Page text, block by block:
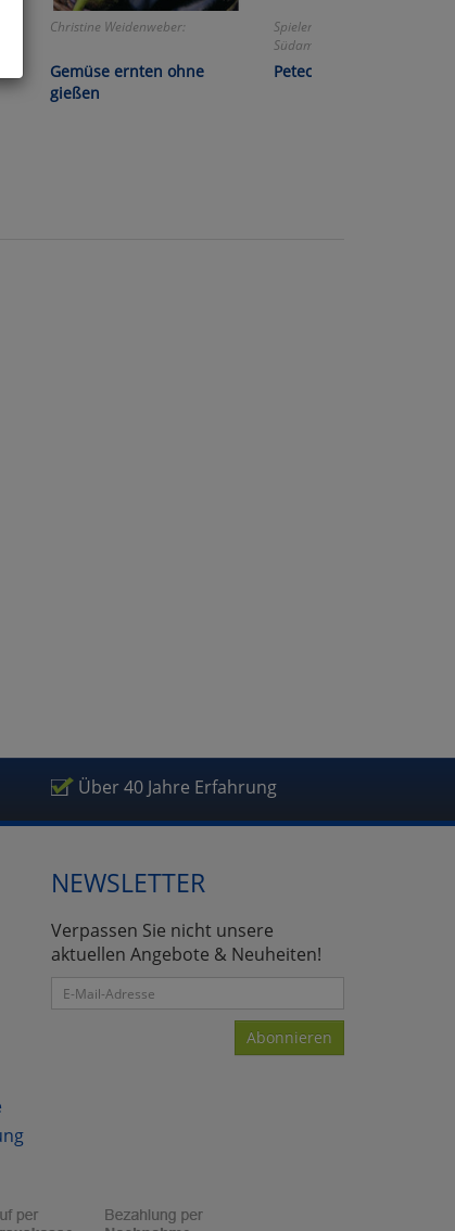
Christine Weidenweber:
Gemüse ernten ohne
gießen
Spielen wie die Ureinwohner
Südamerikas!
Peteca - Handfederball
Über 40 Jahre Erfahrung
NEWSLETTER
Verpassen Sie nicht unsere
aktuellen Angebote & Neuheiten!
Abonnieren